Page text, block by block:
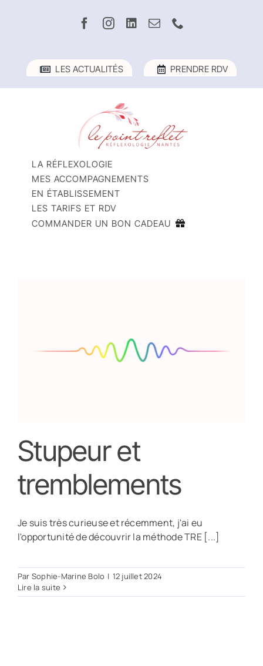
LES ACTUALITÉS PRENDRE RDV
LA RÉFLEXOLOGIE
MES ACCOMPAGNEMENTS
EN ÉTABLISSEMENT
LES TARIFS ET RDV
COMMANDER UN BON CADEAU
Stupeur et
tremblements
Je suis très curieuse et récemment, j'ai eu
l'opportunité de découvrir la méthode TRE [...]
Par Sophie-Marine Bolo | 12 juillet 2024
Lire la suite